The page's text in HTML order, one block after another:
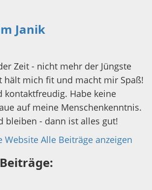
Janik
Zeit - nicht mehr der Jüngste
hält mich fit und macht mir Spaß!
kontaktfreudig. Habe keine
auf meine Menschenkenntnis.
bleiben - dann ist alles gut!
Website Alle Beiträge anzeigen